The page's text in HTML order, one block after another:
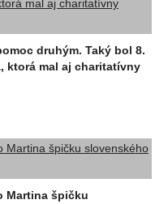
druhým. Taký bol 8.
ktorá mal aj charitatívny
Martina špičku